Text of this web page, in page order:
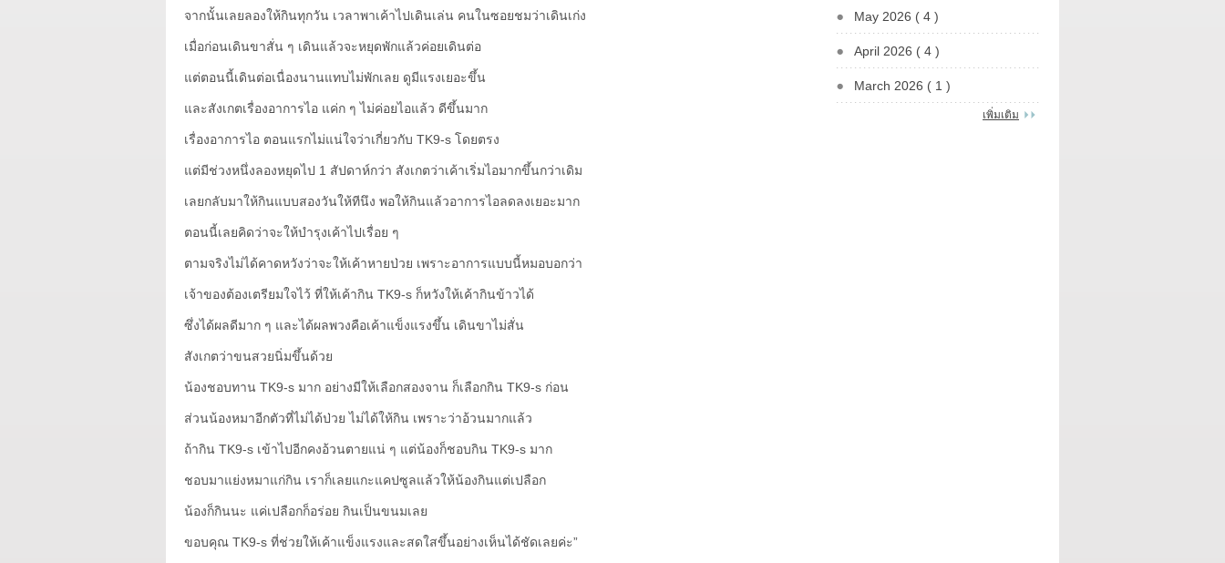
จากนั้นเลยลองให้กินทุกวัน เวลาพาเค้าไปเดินเล่น คนในซอยชมว่าเดินเก่ง
เมื่อก่อนเดินขาสั่น ๆ เดินแล้วจะหยุดพักแล้วค่อยเดินต่อ
แต่ตอนนี้เดินต่อเนื่องนานแทบไม่พักเลย ดูมีแรงเยอะขึ้น
และสังเกตเรื่องอาการไอ แค่ก ๆ ไม่ค่อยไอแล้ว ดีขึ้นมาก
เรื่องอาการไอ ตอนแรกไม่แน่ใจว่าเกี่ยวกับ TK9-s โดยตรง
แต่มีช่วงหนึ่งลองหยุดไป 1 สัปดาห์กว่า สังเกตว่าเค้าเริ่มไอมากขึ้นกว่าเดิม
เลยกลับมาให้กินแบบสองวันให้ทีนึง พอให้กินแล้วอาการไอลดลงเยอะมาก
ตอนนี้เลยคิดว่าจะให้บำรุงเค้าไปเรื่อย ๆ
ตามจริงไม่ได้คาดหวังว่าจะให้เค้าหายป่วย เพราะอาการแบบนี้หมอบอกว่า
เจ้าของต้องเตรียมใจไว้ ที่ให้เค้ากิน TK9-s ก็หวังให้เค้ากินข้าวได้
ซึ่งได้ผลดีมาก ๆ และได้ผลพวงคือเค้าแข็งแรงขึ้น เดินขาไม่สั่น
สังเกตว่าขนสวยนิ่มขึ้นด้วย
น้องชอบทาน TK9-s มาก อย่างมีให้เลือกสองจาน ก็เลือกกิน TK9-s ก่อน
ส่วนน้องหมาอีกตัวที่ไม่ได้ป่วย ไม่ได้ให้กิน เพราะว่าอ้วนมากแล้ว
ถ้ากิน TK9-s เข้าไปอีกคงอ้วนตายแน่ ๆ แต่น้องก็ชอบกิน TK9-s มาก
ชอบมาแย่งหมาแก่กิน เราก็เลยแกะแคปซูลแล้วให้น้องกินแต่เปลือก
น้องก็กินนะ แค่เปลือกก็อร่อย กินเป็นขนมเลย
ขอบคุณ TK9-s ที่ช่วยให้เค้าแข็งแรงและสดใสขึ้นอย่างเห็นได้ชัดเลยค่ะ”
May 2026 ( 4 )
April 2026 ( 4 )
March 2026 ( 1 )
เพิ่มเติม